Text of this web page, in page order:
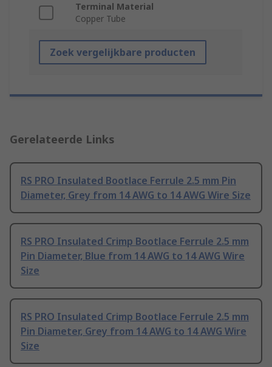
Terminal Material
Copper Tube
Zoek vergelijkbare producten
Gerelateerde Links
RS PRO Insulated Bootlace Ferrule 2.5 mm Pin
Diameter, Grey from 14 AWG to 14 AWG Wire Size
RS PRO Insulated Crimp Bootlace Ferrule 2.5 mm
Pin Diameter, Blue from 14 AWG to 14 AWG Wire
Size
RS PRO Insulated Crimp Bootlace Ferrule 2.5 mm
Pin Diameter, Grey from 14 AWG to 14 AWG Wire
Size